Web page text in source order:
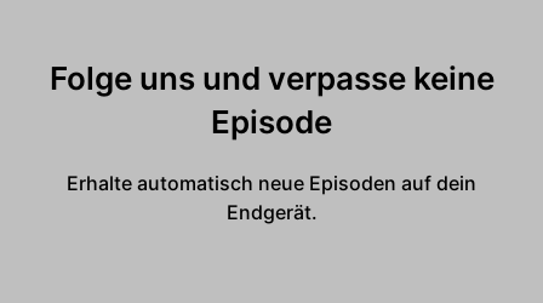
Folge uns und verpasse keine
Episode
Erhalte automatisch neue Episoden auf dein
Endgerät.